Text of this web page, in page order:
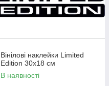
Вінілові наклейки Limited
Edition 30x18 см
В наявності